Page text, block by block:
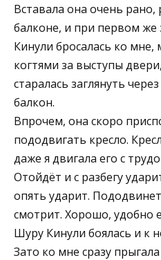
Вставала она очень рано,
балконе, и при первом же
Кинули бросалась ко мне,
когтями за выступы
старалась заглянуть
балкон.
Впрочем, она скоро
пододвигать кресло.
даже я двигала его с
Отойдёт и с разбегу
опять ударит.
смотрит. Хорошо, удобно
Шуру Кинули боялась и к
Зато ко мне сразу